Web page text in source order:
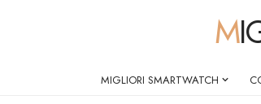
MIGLIORI SMARTWATCH